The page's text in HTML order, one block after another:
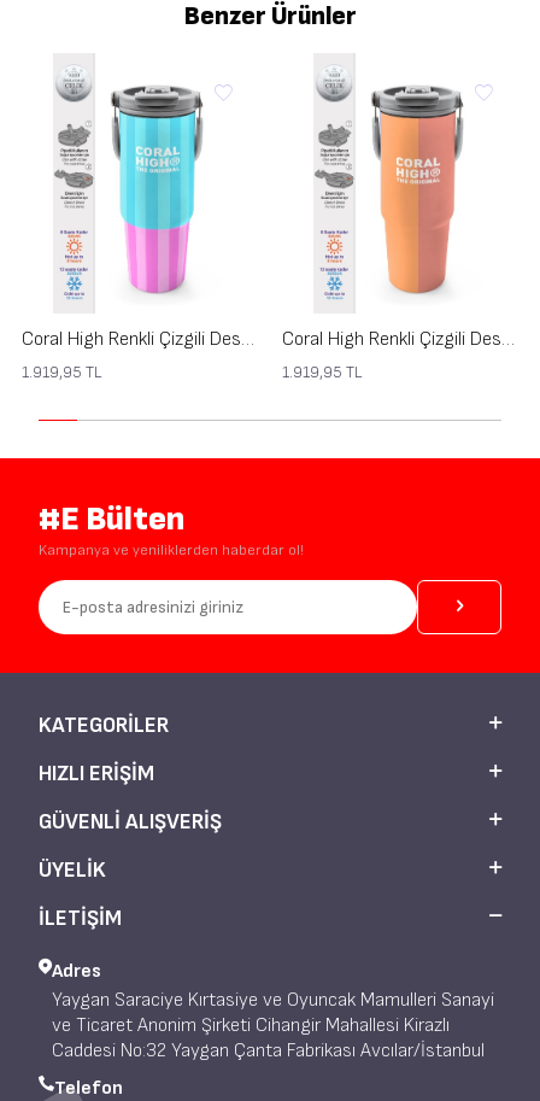
Benzer Ürünler
Coral High Renkli Çizgili Desenli Pipetli ve Direkt İçim Çelik Termos 900 ml 38747
1.919,95 TL
Coral High Renkli Çizgili Desenli Pipetli ve Direkt İçim Çelik Termos 900 ml 38746
1.919,95 TL
#E Bülten
Kampanya ve yeniliklerden haberdar ol!
KATEGORILER
HIZLI ERIŞIM
GÜVENLI ALIŞVERIŞ
ÜYELIK
İLETİŞİM
Adres
Yaygan Saraciye Kırtasiye ve Oyuncak Mamulleri Sanayi
ve Ticaret Anonim Şirketi Cihangir Mahallesi Kirazlı
Caddesi No:32 Yaygan Çanta Fabrikası Avcılar/İstanbul
Telefon